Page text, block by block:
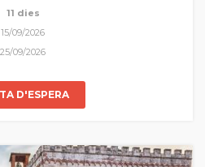
aquesta línia única amb els seus
història de la Ruta de la Seda.
11 dies
15/09/2026
25/09/2026
D'ESPERA